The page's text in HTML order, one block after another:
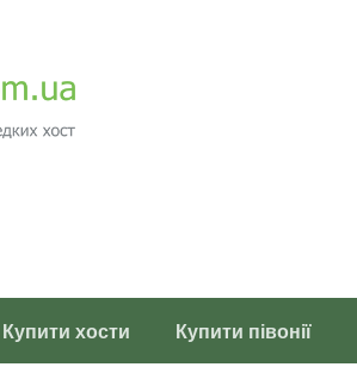
Купити хости Купити півонії